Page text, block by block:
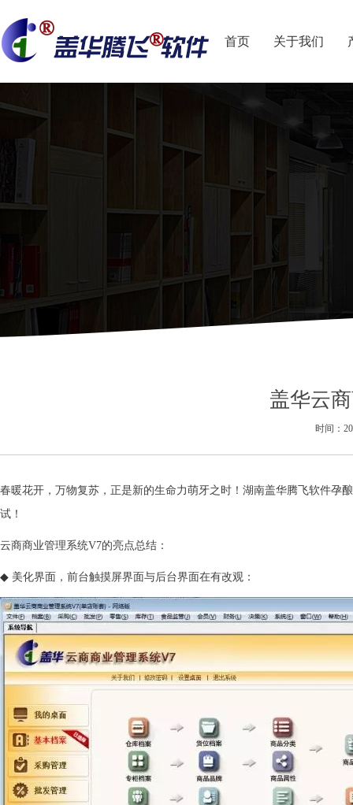
首页 关于我们
盖华云
时间：
春暖花开，万物复苏，正是新的生命力萌牙之时！湖南盖华腾飞软件孕
试！
云商商业管理系统V7的亮点总结：
◆ 美化界面，前台触摸屏界面与后台界面在有改观：